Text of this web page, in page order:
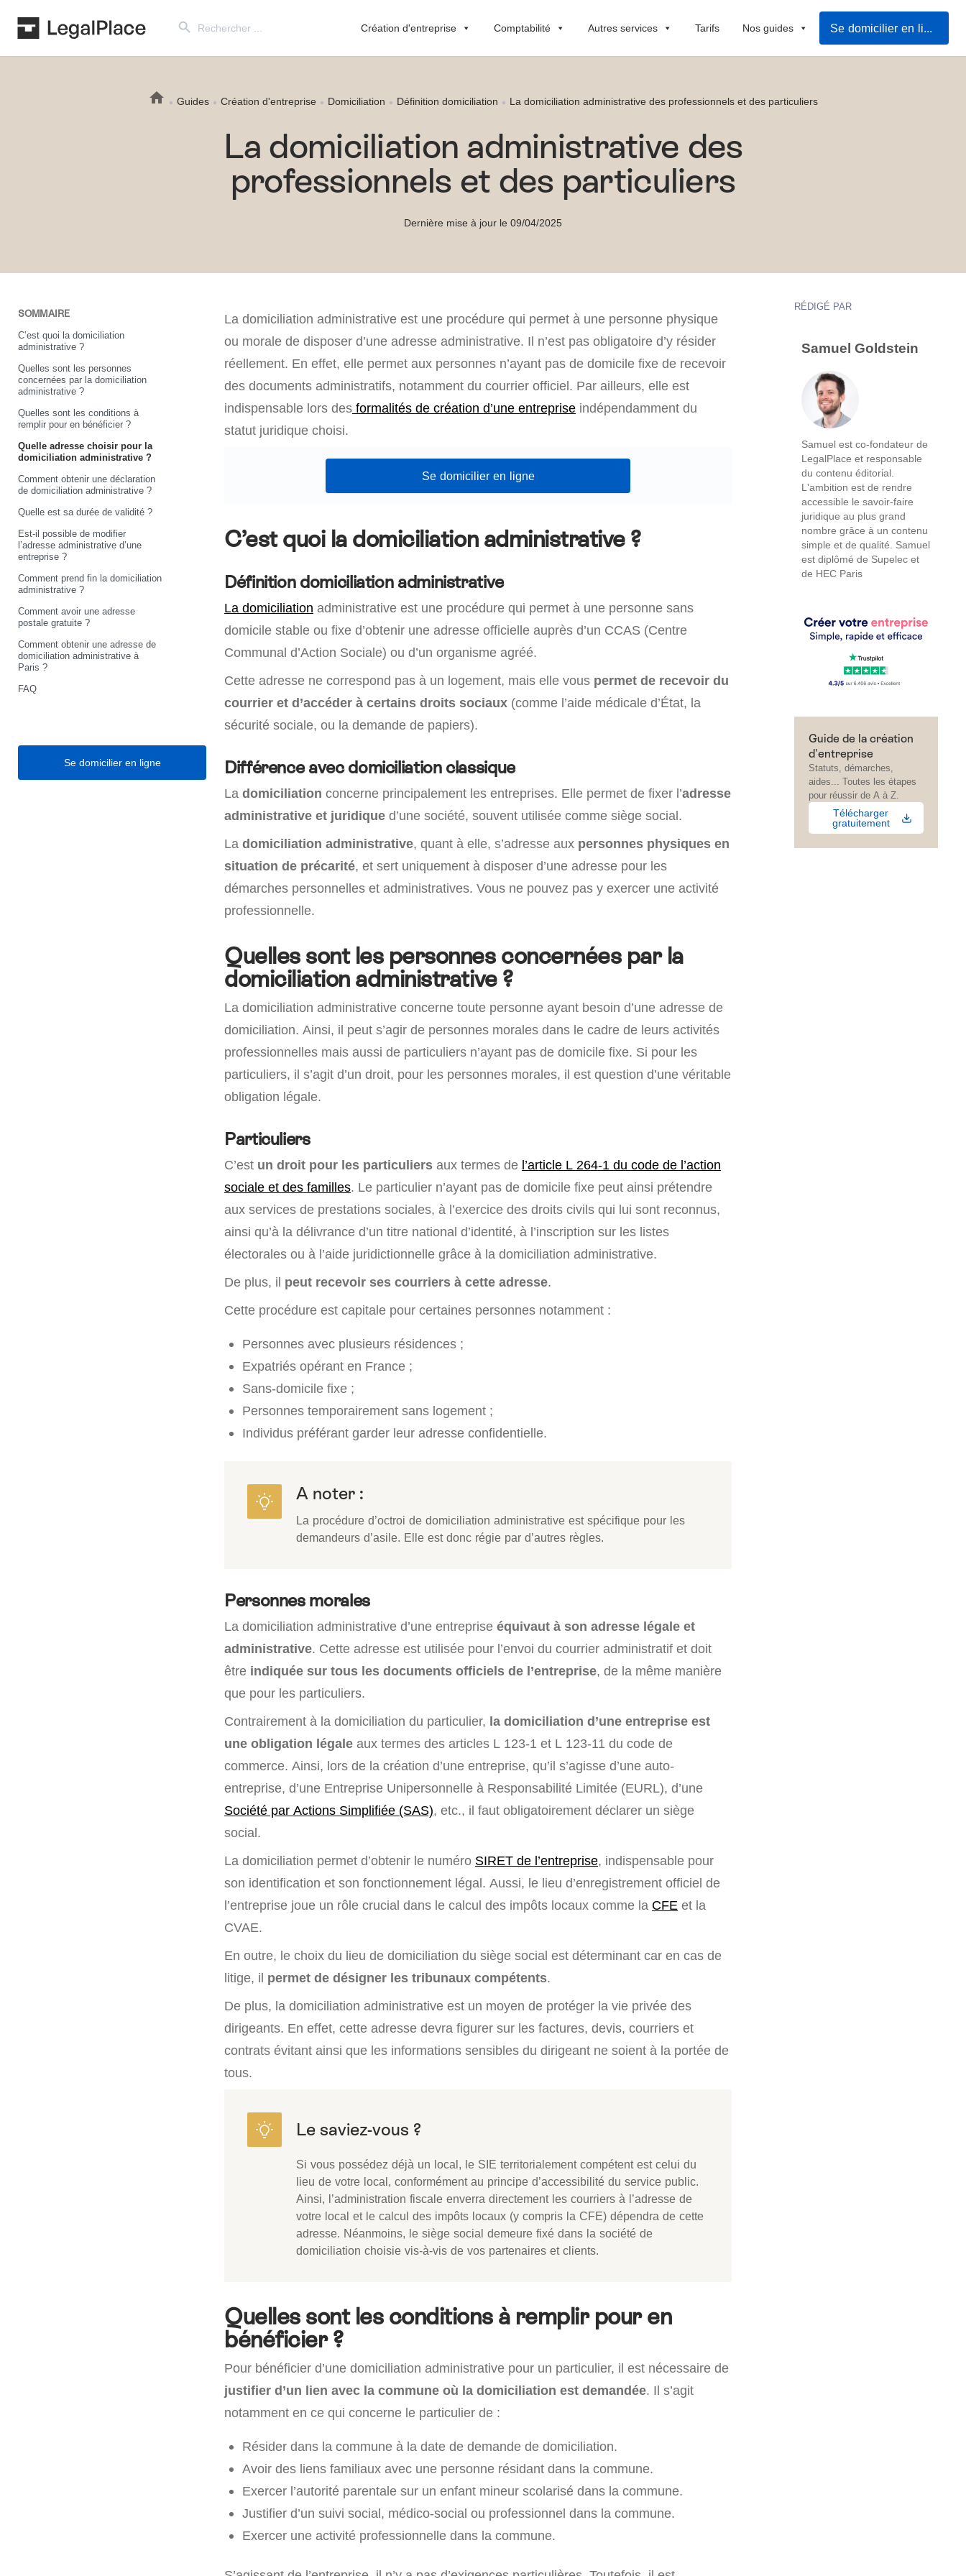
for:
Création d'entreprise Comptabilité Autres services Tarifs Nos guides Se domicilier en ligne
Guides Création d'entreprise Domiciliation Définition domiciliation La domiciliation administrative des professionnels et des particuliers
La domiciliation administrative des
professionnels et des particuliers
Dernière mise à jour le 09/04/2025
SOMMAIRE
C’est quoi la domiciliation
administrative ?
Quelles sont les personnes
concernées par la domiciliation
administrative ?
Quelles sont les conditions à
remplir pour en bénéficier ?
Quelle adresse choisir pour la
domiciliation administrative ?
Comment obtenir une déclaration
de domiciliation administrative ?
Quelle est sa durée de validité ?
Est-il possible de modifier
l’adresse administrative d’une
entreprise ?
Comment prend fin la domiciliation
administrative ?
Comment avoir une adresse
postale gratuite ?
Comment obtenir une adresse de
domiciliation administrative à
Paris ?
FAQ
Se domicilier en ligne
La domiciliation administrative est une procédure qui permet à une personne physique
ou morale de disposer d’une adresse administrative. Il n’est pas obligatoire d’y résider
réellement. En effet, elle permet aux personnes n’ayant pas de domicile fixe de recevoir
des documents administratifs, notamment du courrier officiel. Par ailleurs, elle est
indispensable lors des formalités de création d’une entreprise indépendamment du
statut juridique choisi.
Se domicilier en ligne
C’est quoi la domiciliation administrative ?
Définition domiciliation administrative
La domiciliation administrative est une procédure qui permet à une personne sans
domicile stable ou fixe d’obtenir une adresse officielle auprès d’un CCAS (Centre
Communal d’Action Sociale) ou d’un organisme agréé.
Cette adresse ne correspond pas à un logement, mais elle vous permet de recevoir du
courrier et d’accéder à certains droits sociaux (comme l’aide médicale d’État, la
sécurité sociale, ou la demande de papiers).
Différence avec domiciliation classique
La domiciliation concerne principalement les entreprises. Elle permet de fixer l’adresse
administrative et juridique d’une société, souvent utilisée comme siège social.
La domiciliation administrative, quant à elle, s’adresse aux personnes physiques en
situation de précarité, et sert uniquement à disposer d’une adresse pour les
démarches personnelles et administratives. Vous ne pouvez pas y exercer une activité
professionnelle.
Quelles sont les personnes concernées par la
domiciliation administrative ?
La domiciliation administrative concerne toute personne ayant besoin d’une adresse de
domiciliation. Ainsi, il peut s’agir de personnes morales dans le cadre de leurs activités
professionnelles mais aussi de particuliers n’ayant pas de domicile fixe. Si pour les
particuliers, il s’agit d’un droit, pour les personnes morales, il est question d’une véritable
obligation légale.
Particuliers
C’est un droit pour les particuliers aux termes de l’article L 264-1 du code de l’action
sociale et des familles. Le particulier n’ayant pas de domicile fixe peut ainsi prétendre
aux services de prestations sociales, à l’exercice des droits civils qui lui sont reconnus,
ainsi qu’à la délivrance d’un titre national d’identité, à l’inscription sur les listes
électorales ou à l’aide juridictionnelle grâce à la domiciliation administrative.
De plus, il peut recevoir ses courriers à cette adresse.
Cette procédure est capitale pour certaines personnes notamment :
Personnes avec plusieurs résidences ;
Expatriés opérant en France ;
Sans-domicile fixe ;
Personnes temporairement sans logement ;
Individus préférant garder leur adresse confidentielle.
A noter :
La procédure d’octroi de domiciliation administrative est spécifique pour les
demandeurs d’asile. Elle est donc régie par d’autres règles.
Personnes morales
La domiciliation administrative d’une entreprise équivaut à son adresse légale et
administrative. Cette adresse est utilisée pour l’envoi du courrier administratif et doit
être indiquée sur tous les documents officiels de l’entreprise, de la même manière
que pour les particuliers.
Contrairement à la domiciliation du particulier, la domiciliation d’une entreprise est
une obligation légale aux termes des articles L 123-1 et L 123-11 du code de
commerce. Ainsi, lors de la création d’une entreprise, qu’il s’agisse d’une auto-
entreprise, d’une Entreprise Unipersonnelle à Responsabilité Limitée (EURL), d’une
Société par Actions Simplifiée (SAS), etc., il faut obligatoirement déclarer un siège
social.
La domiciliation permet d’obtenir le numéro SIRET de l’entreprise, indispensable pour
son identification et son fonctionnement légal. Aussi, le lieu d’enregistrement officiel de
l’entreprise joue un rôle crucial dans le calcul des impôts locaux comme la CFE et la
CVAE.
En outre, le choix du lieu de domiciliation du siège social est déterminant car en cas de
litige, il permet de désigner les tribunaux compétents.
De plus, la domiciliation administrative est un moyen de protéger la vie privée des
dirigeants. En effet, cette adresse devra figurer sur les factures, devis, courriers et
contrats évitant ainsi que les informations sensibles du dirigeant ne soient à la portée de
tous.
Si vous possédez déjà un local, le SIE territorialement compétent est celui du
lieu de votre local, conformément au principe d’accessibilité du service public.
Ainsi, l’administration fiscale enverra directement les courriers à l’adresse de
votre local et le calcul des impôts locaux (y compris la CFE) dépendra de cette
adresse. Néanmoins, le siège social demeure fixé dans la société de
domiciliation choisie vis-à-vis de vos partenaires et clients.
Quelles sont les conditions à remplir pour en
bénéficier ?
Pour bénéficier d’une domiciliation administrative pour un particulier, il est nécessaire de
justifier d’un lien avec la commune où la domiciliation est demandée. Il s’agit
notamment en ce qui concerne le particulier de :
Résider dans la commune à la date de demande de domiciliation.
Avoir des liens familiaux avec une personne résidant dans la commune.
Exercer l’autorité parentale sur un enfant mineur scolarisé dans la commune.
Justifier d’un suivi social, médico-social ou professionnel dans la commune.
Exercer une activité professionnelle dans la commune.
RÉDIGÉ PAR
Samuel Goldstein
Samuel est co-fondateur de
LegalPlace et responsable
du contenu éditorial.
L'ambition est de rendre
accessible le savoir-faire
juridique au plus grand
nombre grâce à un contenu
simple et de qualité. Samuel
est diplômé de Supelec et
de HEC Paris
Guide de la création
d'entreprise
Statuts, démarches,
aides... Toutes les étapes
pour réussir de A à Z.
Télécharger
gratuitement